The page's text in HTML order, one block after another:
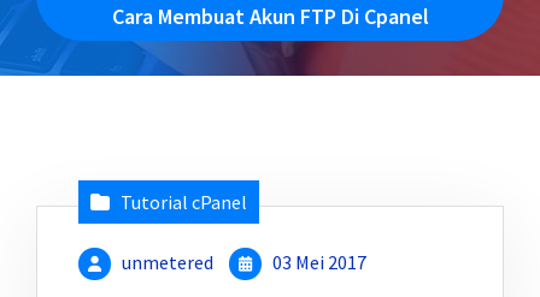
Cara Membuat Akun FTP Di Cpanel
Tutorial cPanel
unmetered 03 Mei 2017